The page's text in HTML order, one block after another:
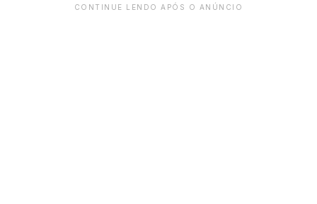
CONTINUE LENDO APÓS O ANÚNCIO